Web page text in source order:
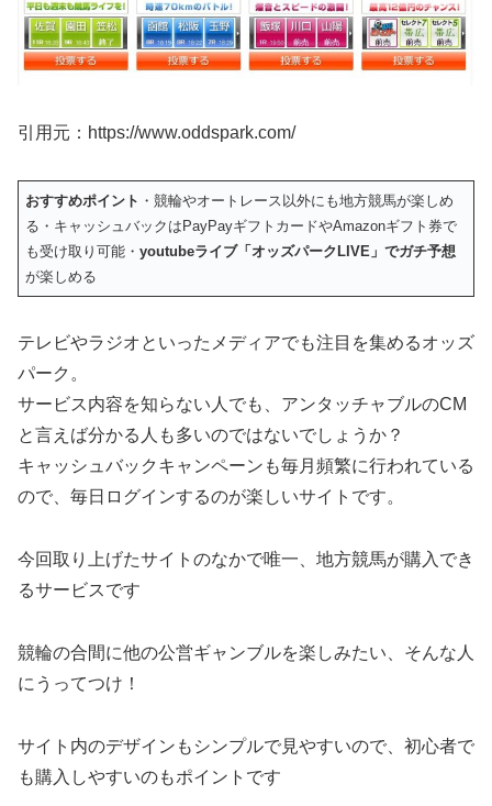
引用元：https://www.oddspark.com/
おすすめポイント ・競輪やオートレース以外にも地方競馬が楽しめ
る・キャッシュバックはPayPayギフトカードやAmazonギフト券で
も受け取り可能・youtubeライブ「オッズパークLIVE」でガチ予想
が楽しめる
テレビやラジオといったメディアでも注目を集めるオッズ
パーク。
サービス内容を知らない人でも、アンタッチャブルのCM
と言えば分かる人も多いのではないでしょうか？
キャッシュバックキャンペーンも毎月頻繁に行われている
ので、毎日ログインするのが楽しいサイトです。
今回取り上げたサイトのなかで唯一、地方競馬が購入でき
るサービスです
競輪の合間に他の公営ギャンブルを楽しみたい、そんな人
にうってつけ！
サイト内のデザインもシンプルで見やすいので、初心者で
も購入しやすいのもポイントです